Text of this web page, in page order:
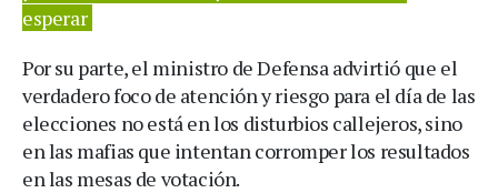
esperar
Por su parte, el ministro de Defensa advirtió que el
verdadero foco de atención y riesgo para el día de las
elecciones no está en los disturbios callejeros, sino
en las mafias que intentan corromper los resultados
en las mesas de votación.